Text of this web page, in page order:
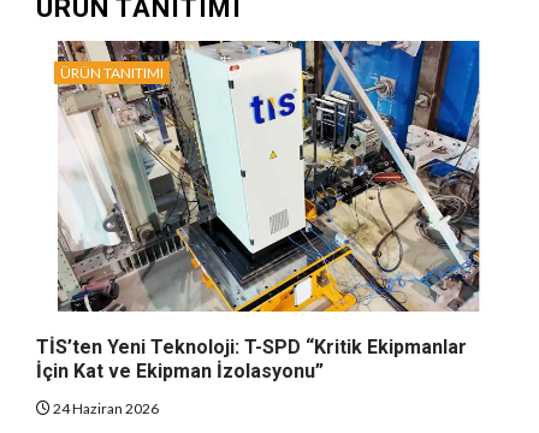
ÜRÜN TANITIMI
ÜRÜN TANITIMI
TİS’ten Yeni Teknoloji: T-SPD “Kritik Ekipmanlar
İçin Kat ve Ekipman İzolasyonu”
24 Haziran 2026